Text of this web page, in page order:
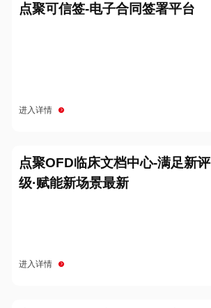
点聚可信签-电子合同签署平台
进入详情
点聚OFD临床文档中心-满足新评
级·赋能新场景最新
进入详情